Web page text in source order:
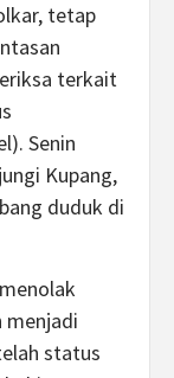
tetap
terkait
Senin
Kupang,
duduk di
menjadi
status